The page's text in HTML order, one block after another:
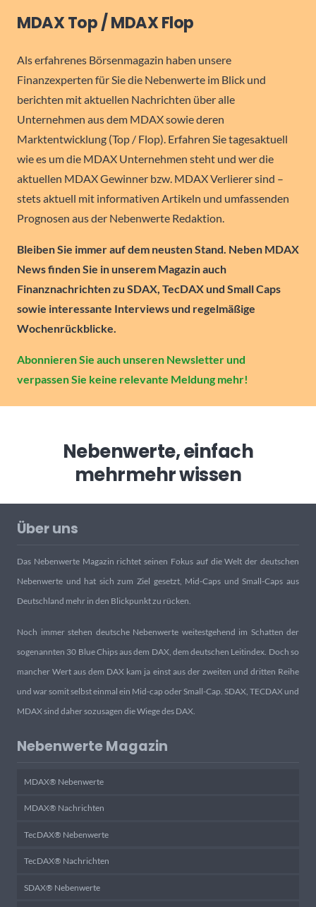
MDAX Top / MDAX Flop
Als erfahrenes Börsenmagazin haben unsere
Finanzexperten für Sie die Nebenwerte im Blick und
berichten mit aktuellen Nachrichten über alle
Unternehmen aus dem MDAX sowie deren
Marktentwicklung (Top / Flop). Erfahren Sie tagesaktuell
wie es um die MDAX Unternehmen steht und wer die
aktuellen MDAX Gewinner bzw. MDAX Verlierer sind –
stets aktuell mit informativen Artikeln und umfassenden
Prognosen aus der Nebenwerte Redaktion.
Bleiben Sie immer auf dem neusten Stand. Neben MDAX
News finden Sie in unserem Magazin auch
Finanznachrichten zu SDAX, TecDAX und Small Caps
sowie interessante Interviews und regelmäßige
Wochenrückblicke.
Abonnieren Sie auch unseren Newsletter und
verpassen Sie keine relevante Meldung mehr!
Nebenwerte, einfach
mehrmehr wissen
Über uns
Das Nebenwerte Magazin richtet seinen Fokus auf die Welt der deutschen
Nebenwerte und hat sich zum Ziel gesetzt, Mid-Caps und Small-Caps aus
Deutschland mehr in den Blickpunkt zu rücken.
Noch immer stehen deutsche Nebenwerte weitestgehend im Schatten der
sogenannten 30 Blue Chips aus dem DAX, dem deutschen Leitindex. Doch so
mancher Wert aus dem DAX kam ja einst aus der zweiten und dritten Reihe
und war somit selbst einmal ein Mid-cap oder Small-Cap. SDAX, TECDAX und
MDAX sind daher sozusagen die Wiege des DAX.
Nebenwerte Magazin
MDAX® Nebenwerte
MDAX® Nachrichten
TecDAX® Nebenwerte
TecDAX® Nachrichten
SDAX® Nebenwerte